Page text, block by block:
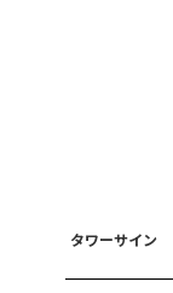
タワーサイン